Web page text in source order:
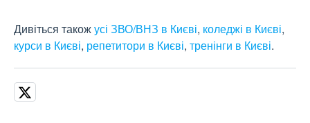
Дивіться такожусі ЗВО/ВНЗ в Києві, коледжі в Києві,
курси в Києві, репетитори в Києві, тренінги в Києві.